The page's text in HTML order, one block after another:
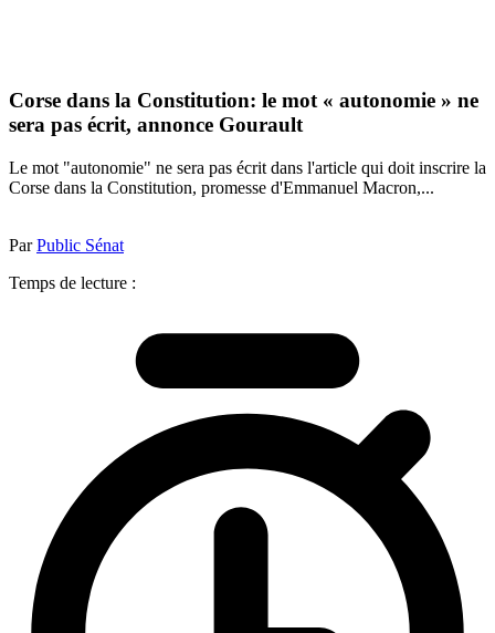
Corse dans la Constitution: le mot « autonomie » ne
sera pas écrit, annonce Gourault
Le mot "autonomie" ne sera pas écrit dans l'article qui doit inscrire la
Corse dans la Constitution, promesse d'Emmanuel Macron,...
ParPublic Sénat
Temps de lecture :